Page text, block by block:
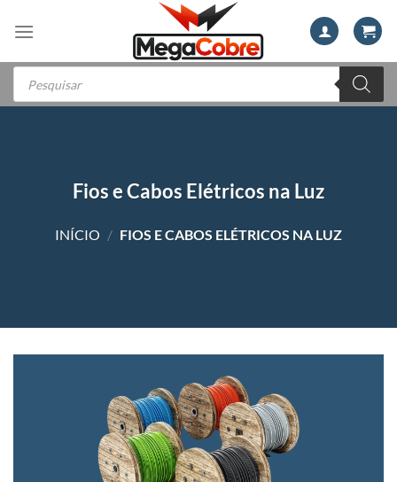
Pesquisar
produtos
Fios e Cabos Elétricos na Luz
INÍCIO / FIOS E CABOS ELÉTRICOS NA LUZ